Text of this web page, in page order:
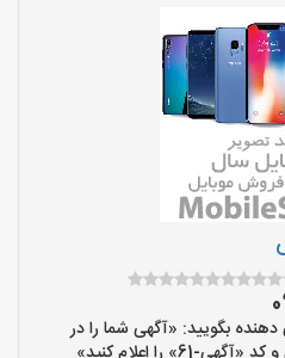
بگویید: «آگهی شما را در